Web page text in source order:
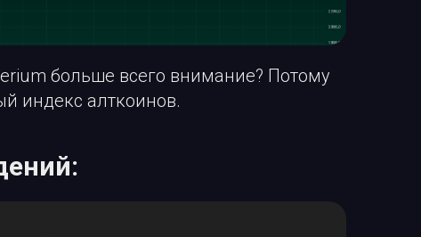
больше всего внимание? Потому
индекс алткоинов.